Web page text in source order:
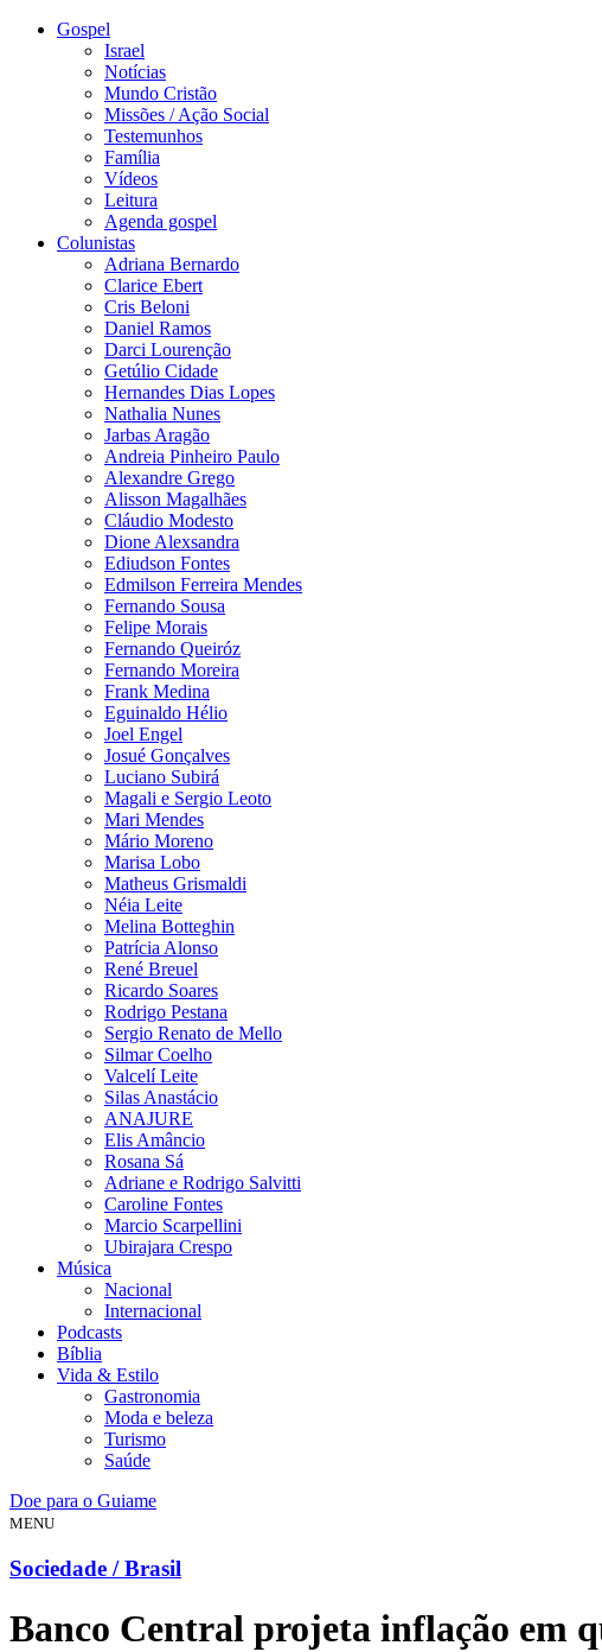
Gospel
Israel
Notícias
Mundo Cristão
Missões / Ação Social
Testemunhos
Família
Vídeos
Leitura
Agenda gospel
Colunistas
Adriana Bernardo
Clarice Ebert
Cris Beloni
Daniel Ramos
Darci Lourenção
Getúlio Cidade
Hernandes Dias Lopes
Nathalia Nunes
Jarbas Aragão
Andreia Pinheiro Paulo
Alexandre Grego
Alisson Magalhães
Cláudio Modesto
Dione Alexsandra
Ediudson Fontes
Edmilson Ferreira Mendes
Fernando Sousa
Felipe Morais
Fernando Queiróz
Fernando Moreira
Frank Medina
Eguinaldo Hélio
Joel Engel
Josué Gonçalves
Luciano Subirá
Magali e Sergio Leoto
Mari Mendes
Mário Moreno
Marisa Lobo
Matheus Grismaldi
Néia Leite
Melina Botteghin
Patrícia Alonso
René Breuel
Ricardo Soares
Rodrigo Pestana
Sergio Renato de Mello
Silmar Coelho
Valcelí Leite
Silas Anastácio
ANAJURE
Elis Amâncio
Rosana Sá
Adriane e Rodrigo Salvitti
Caroline Fontes
Marcio Scarpellini
Ubirajara Crespo
Música
Nacional
Internacional
Podcasts
Bíblia
Vida & Estilo
Gastronomia
Moda e beleza
Turismo
Saúde
Doe para o Guiame
MENU
Sociedade / Brasil
Banco Central projeta inflação em